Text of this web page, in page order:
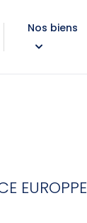
Nos biens